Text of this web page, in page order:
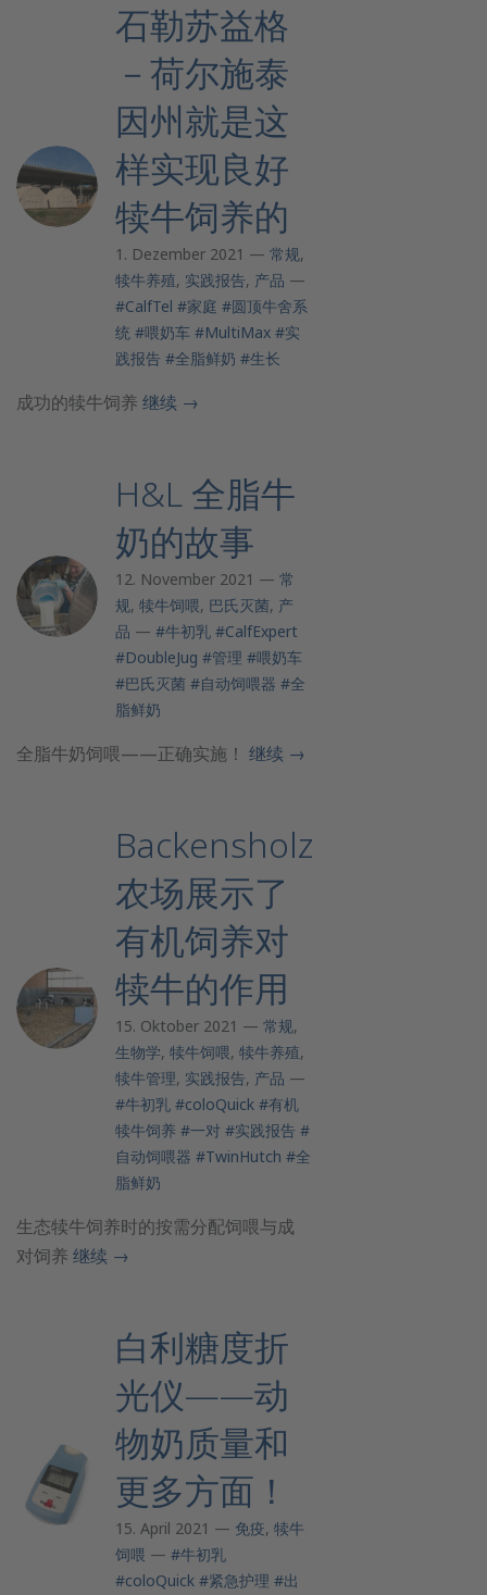
石勒苏益格
－荷尔施泰
因州就是这
样实现良好
犊牛饲养的
1. Dezember 2021 — 常规,
犊牛养殖, 实践报告, 产品 —
#CalfTel #家庭 #圆顶牛舍系
统 #喂奶车 #MultiMax #实
践报告 #全脂鲜奶 #生长
成功的犊牛饲养 继续 →
H&L 全脂牛
奶的故事
12. November 2021 — 常
规, 犊牛饲喂, 巴氏灭菌, 产
品 — #牛初乳 #CalfExpert
#DoubleJug #管理 #喂奶车
#巴氏灭菌 #自动饲喂器 #全
脂鲜奶
全脂牛奶饲喂——正确实施！ 继续 →
Backensholz
农场展示了
有机饲养对
犊牛的作用
15. Oktober 2021 — 常规,
生物学, 犊牛饲喂, 犊牛养殖,
犊牛管理, 实践报告, 产品 —
#牛初乳 #coloQuick #有机
犊牛饲养 #一对 #实践报告 #
自动饲喂器 #TwinHutch #全
脂鲜奶
生态犊牛饲养时的按需分配饲喂与成
对饲养 继续 →
白利糖度折
光仪——动
物奶质量和
更多方面！
15. April 2021 — 免疫, 犊牛
饲喂 — #牛初乳
#coloQuick #紧急护理 #出